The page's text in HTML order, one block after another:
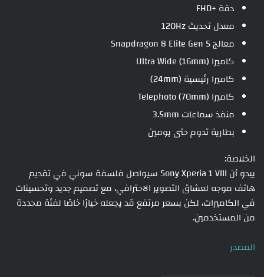
دقة +FHD
معدل تحديث 120Hz
معالج Snapdragon 8 Elite Gen 5
كاميرا Ultra Wide (16mm)
كاميرا رئيسية (24mm)
كاميرا Telephoto (70mm)
منفذ سماعات 3.5mm
بطارية تدوم حتى يومين
الخلاصة:
يبدو أن Sony Xperia 1 VIII سيواصل فلسفة سوني في تقديم
هاتف موجه لعشاق التصوير الاحترافي، مع تصميم جديد وتحسينات
في الكاميرات، لكن بسعر مرتفع قد يجعله خيارًا خاصًا لفئة محددة
من المستخدمين.
المصدر